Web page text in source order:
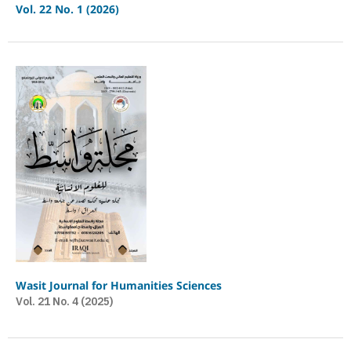
Vol. 22 No. 1 (2026)
Wasit Journal for Humanities Sciences
Vol. 21 No. 4 (2025)